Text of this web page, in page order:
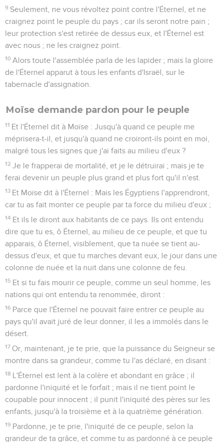
9 Seulement, ne vous révoltez point contre l'Éternel, et ne
craignez point le peuple du pays ; car ils seront notre pain ;
leur protection s'est retirée de dessus eux, et l'Éternel est
avec nous ; ne les craignez point.
10 Alors toute l'assemblée parla de les lapider ; mais la gloire
de l'Éternel apparut à tous les enfants d'Israël, sur le
tabernacle d'assignation.
Moïse demande pardon pour le peuple
11 Et l'Éternel dit à Moïse : Jusqu'à quand ce peuple me
méprisera-t-il, et jusqu'à quand ne croiront-ils point en moi,
malgré tous les signes que j'ai faits au milieu d'eux ?
12 Je le frapperai de mortalité, et je le détruirai ; mais je te
ferai devenir un peuple plus grand et plus fort qu'il n'est.
13 Et Moïse dit à l'Éternel : Mais les Égyptiens l'apprendront,
car tu as fait monter ce peuple par ta force du milieu d'eux ;
14 Et ils le diront aux habitants de ce pays. Ils ont entendu
dire que tu es, ô Éternel, au milieu de ce peuple, et que tu
apparais, ô Éternel, visiblement, que ta nuée se tient au-
dessus d'eux, et que tu marches devant eux, le jour dans une
colonne de nuée et la nuit dans une colonne de feu.
15 Et si tu fais mourir ce peuple, comme un seul homme, les
nations qui ont entendu ta renommée, diront :
16 Parce que l'Éternel ne pouvait faire entrer ce peuple au
pays qu'il avait juré de leur donner, il les a immolés dans le
désert.
17 Or, maintenant, je te prie, que la puissance du Seigneur se
montre dans sa grandeur, comme tu l'as déclaré, en disant :
18 L'Éternel est lent à la colère et abondant en grâce ; il
pardonne l'iniquité et le forfait ; mais il ne tient point le
coupable pour innocent ; il punit l'iniquité des pères sur les
enfants, jusqu'à la troisième et à la quatrième génération.
19 Pardonne, je te prie, l'iniquité de ce peuple, selon la
grandeur de ta grâce, et comme tu as pardonné à ce peuple